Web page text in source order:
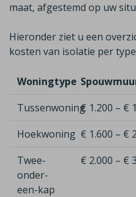
maat, afgestemd op uw
Hieronder ziet u een
kosten van isolatie per
Woningtype
Tussenwoning€ 1.200 – €
Hoekwoning € 1.600 – €
Twee-
onder-
een-kap
€ 2.000 – €